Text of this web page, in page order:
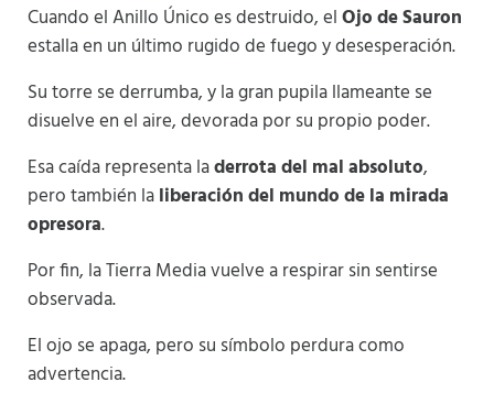
Cuando el Anillo Único es destruido, elOjo de Sauron
estalla en un último rugido de fuego y desesperación.
Su torre se derrumba, y la gran pupila llameante se
disuelve en el aire, devorada por su propio poder.
Esa caída representa laderrota del mal absoluto,
pero también laliberación del mundo de la mirada
opresora.
Por fin, la Tierra Media vuelve a respirar sin sentirse
observada.
El ojo se apaga, pero su símbolo perdura como
advertencia.